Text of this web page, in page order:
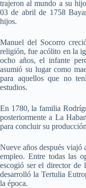
trajeron al mundo a su
03 de abril de 1758
hijos.
Manuel del Socorro
religión, fue acólito en la
ocho años, el infante
asumió su lugar como
para aquellos que no
estudios.
En 1780, la familia
posteriormente a La
para concluir su
Nueve años después viajó
empleo. Entre todas las
escogió ser el director de
desarrolló la Tertulia
la época.